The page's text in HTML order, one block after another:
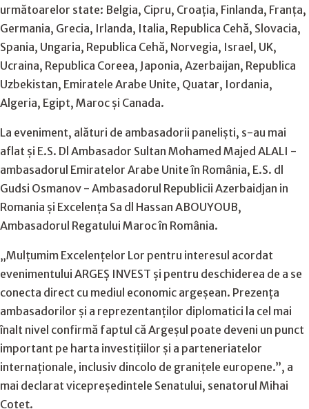
următoarelor state: Belgia, Cipru, Croația, Finlanda, Franța,
Germania, Grecia, Irlanda, Italia, Republica Cehă, Slovacia,
Spania, Ungaria, Republica Cehă, Norvegia, Israel, UK,
Ucraina, Republica Coreea, Japonia, Azerbaijan, Republica
Uzbekistan, Emiratele Arabe Unite, Quatar, Iordania,
Algeria, Egipt, Maroc și Canada.
La eveniment, alături de ambasadorii paneliști, s-au mai
aflat și E.S. Dl Ambasador Sultan Mohamed Majed ALALI -
ambasadorul Emiratelor Arabe Unite în România, E.S. dl
Gudsi Osmanov - Ambasadorul Republicii Azerbaidjan in
Romania și Excelența Sa dl Hassan ABOUYOUB,
Ambasadorul Regatului Maroc în România.
„Mulțumim Excelențelor Lor pentru interesul acordat
evenimentului ARGEȘ INVEST și pentru deschiderea de a se
conecta direct cu mediul economic argeșean. Prezența
ambasadorilor și a reprezentanților diplomatici la cel mai
înalt nivel confirmă faptul că Argeșul poate deveni un punct
important pe harta investițiilor și a parteneriatelor
internaționale, inclusiv dincolo de granițele europene.”, a
mai declarat vicepreședintele Senatului, senatorul Mihai
Coteț.